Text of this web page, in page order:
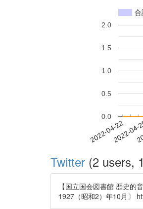
合
2022-04-22
2022-
0.0
0.5
1.0
1.5
2.0
Twitter (2 users,
【国立国会図書館 歴史的
1927（昭和2）年10月〕